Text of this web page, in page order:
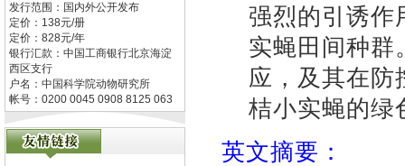
发行范围：国内外公开发布
定价： 138元/册
定价： 828元/年
银行汇款：中国工商银行北京海淀
西区支行
户名：中国科学院动物研究所
帐号：0200 0045 0908 8125 063
强烈的引诱作
实蝇田间种群
应，及其在防
桔小实蝇的绿
英文摘要：